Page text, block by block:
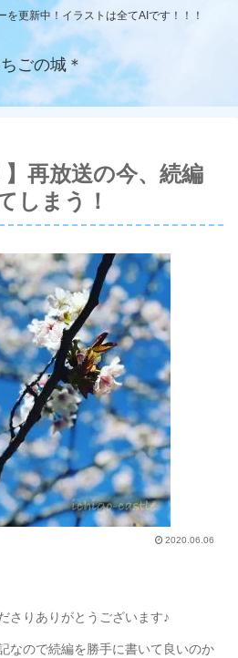
を更新中！イラストは全てAIです！！！
ごの城＊
】再放送の今、続編
しまう！
2020.06.06
さりありがとうございます♪
なので続編を勝手に書いて良いのか